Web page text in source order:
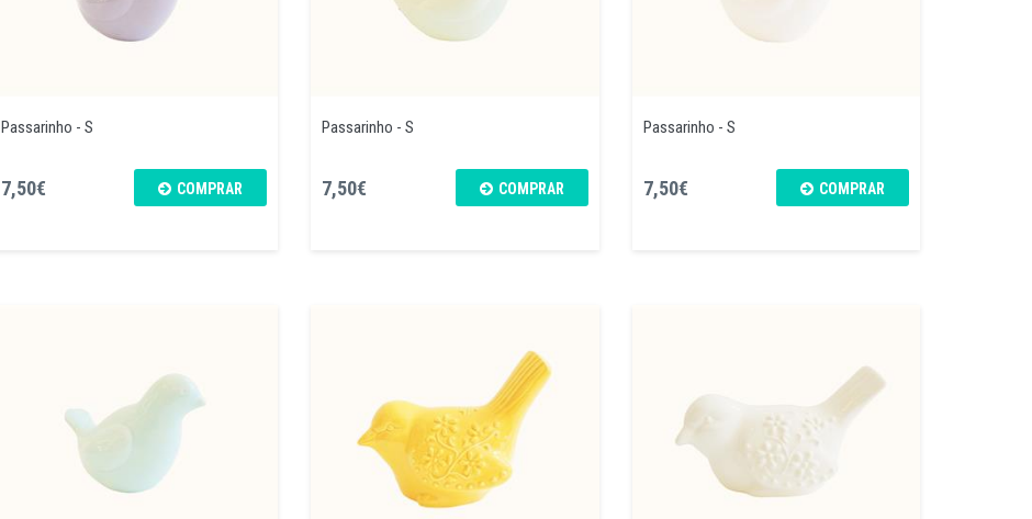
Passarinho - S
7,50€ COMPRAR
Passarinho - S
7,50€ COMPRAR
Passarinho - S
7,50€ COMPRAR